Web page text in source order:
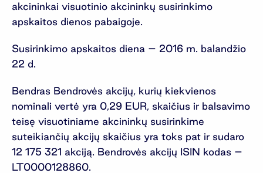
akcininkai visuotinio akcininkų susirinkimo
apskaitos dienos pabaigoje.
Susirinkimo apskaitos diena – 2016 m. balandžio
22 d.
Bendras Bendrovės akcijų, kurių kiekvienos
nominali vertė yra 0,29 EUR, skaičius ir balsavimo
teisę visuotiniame akcininkų susirinkime
suteikiančių akcijų skaičius yra toks pat ir sudaro
12 175 321 akciją. Bendrovės akcijų ISIN kodas –
LT0000128860.